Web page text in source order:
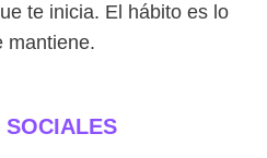
te inicia. El hábito es lo
mantiene.
SOCIALES